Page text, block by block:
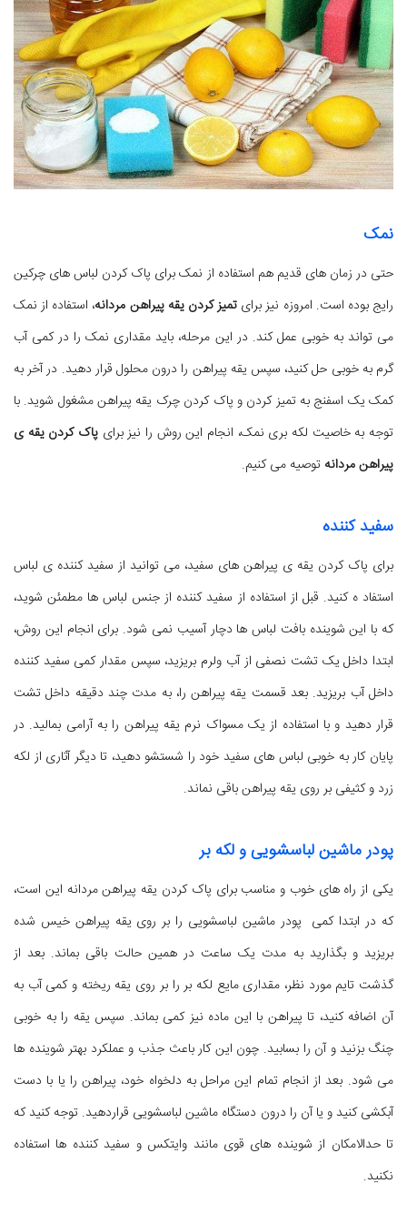
نمک
حتی در زمان های قدیم هم استفاده از نمک برای پاک کردن لباس های چرکین
رایج بوده است. امروزه نیز برای تمیز کردن یقه پیراهن مردانه، استفاده از نمک
می تواند به خوبی عمل کند. در این مرحله، باید مقداری نمک را در کمی آب
گرم به خوبی حل کنید، سپس یقه پیراهن را درون محلول قرار دهید. در آخر به
کمک یک اسفنج به تمیز کردن و پاک کردن چرک یقه پیراهن مشغول شوید. با
توجه به خاصیت لکه بری نمک، انجام این روش را نیز برای پاک کردن یقه ی
پیراهن مردانه توصیه می کنیم.
سفید کننده
برای پاک کردن یقه ی پیراهن های سفید، می توانید از سفید کننده ی لباس
استفاد ه کنید. قبل از استفاده از سفید کننده از جنس لباس ها مطمئن شوید،
که با این شوینده بافت لباس ها دچار آسیب نمی شود. برای انجام این روش،
ابتدا داخل یک تشت نصفی از آب ولرم بریزید، سپس مقدار کمی سفید کننده
داخل آب بریزید. بعد قسمت یقه پیراهن را، به مدت چند دقیقه داخل تشت
قرار دهید و با استفاده از یک مسواک نرم یقه پیراهن را به آرامی بمالید. در
پایان کار به خوبی لباس های سفید خود را شستشو دهید، تا دیگر آثاری از لکه
زرد و کثیفی بر روی یقه پیراهن باقی نماند.
پودر ماشین لباسشویی و لکه بر
یکی از راه های خوب و مناسب برای پاک کردن یقه پیراهن مردانه این است،
که در ابتدا کمی پودر ماشین لباسشویی را بر روی یقه پیراهن خیس شده
بریزید و بگذارید به مدت یک ساعت در همین حالت باقی بماند. بعد از
گذشت تایم مورد نظر، مقداری مایع لکه بر را بر روی یقه ریخته و کمی آب به
آن اضافه کنید، تا پیراهن با این ماده نیز کمی بماند. سپس یقه را به خوبی
چنگ بزنید و آن را بسابید. چون این کار باعث جذب و عملکرد بهتر شوینده ها
می شود. بعد از انجام تمام این مراحل به دلخواه خود، پیراهن را یا با دست
آبکشی کنید و یا آن را درون دستگاه ماشین لباسشویی قراردهید. توجه کنید که
تا حدالامکان از شوینده های قوی مانند وایتکس و سفید کننده ها استفاده
نکنید.